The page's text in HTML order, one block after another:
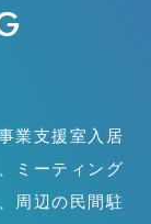
業支援室入居
ミーティング
周辺の民間駐